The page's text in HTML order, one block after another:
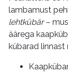
lambamust
lehtkübär–
äärega
kübarad linnast